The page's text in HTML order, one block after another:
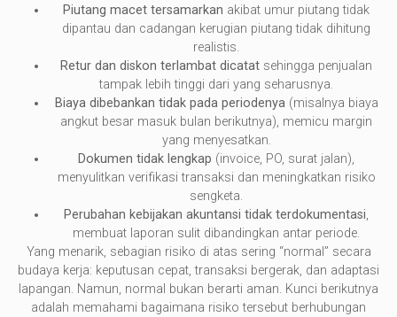
Piutang macet tersamarkan akibat umur piutang tidak
dipantau dan cadangan kerugian piutang tidak dihitung
realistis.
Retur dan diskon terlambat dicatat sehingga penjualan
tampak lebih tinggi dari yang seharusnya.
Biaya dibebankan tidak pada periodenya(misalnya biaya
angkut besar masuk bulan berikutnya), memicu margin
yang menyesatkan.
Dokumen tidak lengkap (invoice, PO, surat jalan),
menyulitkan verifikasi transaksi dan meningkatkan risiko
sengketa.
Perubahan kebijakan akuntansi tidak terdokumentasi,
membuat laporan sulit dibandingkan antar periode.
Yang menarik, sebagian risiko di atas sering “normal” secara
budaya kerja: keputusan cepat, transaksi bergerak, dan adaptasi
lapangan. Namun, normal bukan berarti aman. Kunci berikutnya
adalah memahami bagaimana risiko tersebut berhubungan